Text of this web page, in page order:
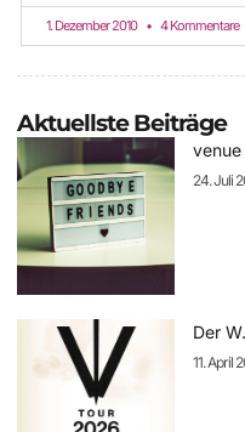
1. Dezember 2010 4 Kommentare
Aktuellste Beiträge
venue
24. Juli
Der
11. April